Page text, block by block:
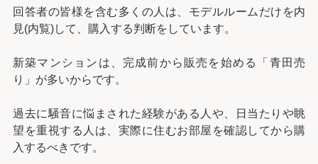
回答者の皆様を含む多くの人は、モデルルームだけを内
見(内覧)して、購入する判断をしています。
新築マンションは、完成前から販売を始める「青田売
り」が多いからです。
過去に騒音に悩まされた経験がある人や、日当たりや眺
望を重視する人は、実際に住むお部屋を確認してから購
入するべきです。